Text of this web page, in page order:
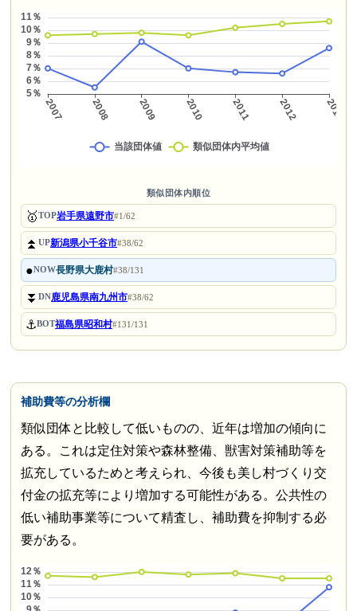
類似団体内順位
🥇TOP岩手県遠野市#1/62
⏫UP新潟県小千谷市#38/62
●NOW長野県大鹿村#38/131
⏬DN鹿児島県南九州市#38/62
⚓BOT福島県昭和村#131/131
補助費等の分析欄
類似団体と比較して低いものの、近年は増加の傾向に
ある。これは定住対策や森林整備、獣害対策補助等を
拡充しているためと考えられ、今後も美し村づくり交
付金の拡充等により増加する可能性がある。公共性の
低い補助事業等について精査し、補助費を抑制する必
要がある。